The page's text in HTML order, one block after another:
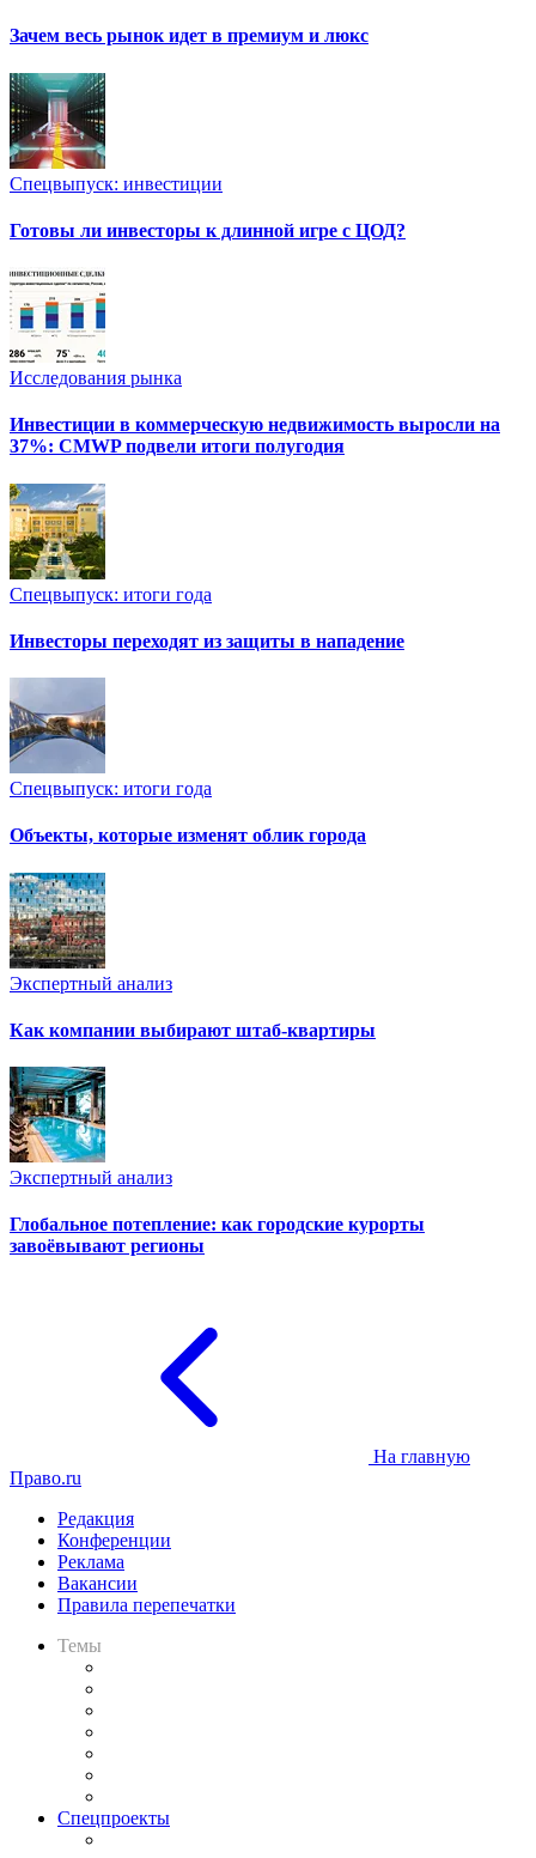
Зачем весь рынок идет в премиум и люкс
Спецвыпуск: инвестиции
Готовы ли инвесторы к длинной игре с ЦОД?
Исследования рынка
Инвестиции в коммерческую недвижимость выросли на
37%: CMWP подвели итоги полугодия
Спецвыпуск: итоги года
Инвесторы переходят из защиты в нападение
Спецвыпуск: итоги года
Объекты, которые изменят облик города
Экспертный анализ
Как компании выбирают штаб-квартиры
Экспертный анализ
Глобальное потепление: как городские курорты
завоёвывают регионы
На главную
Право.ru
Редакция
Конференции
Реклама
Вакансии
Правила перепечатки
Темы
Спецпроекты